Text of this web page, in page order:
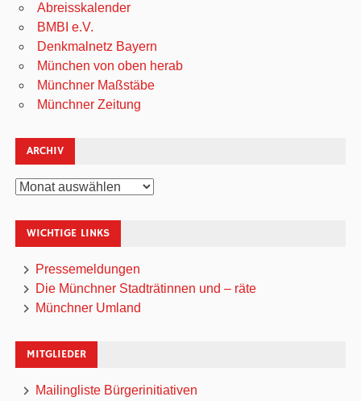
Abreisskalender
BMBI e.V.
Denkmalnetz Bayern
München von oben herab
Münchner Maßstäbe
Münchner Zeitung
ARCHIV
Archiv
WICHTIGE LINKS
Pressemeldungen
Die Münchner Stadträtinnen und – räte
Münchner Umland
MITGLIEDER
Mailingliste Bürgerinitiativen